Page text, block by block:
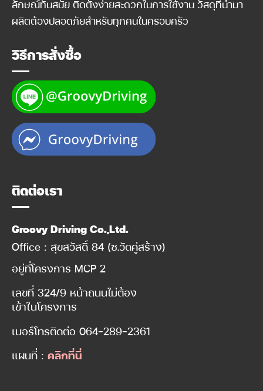
ลักษณ์ทันสมัย ติดตั้งง่ายสะดวกในการใช้งาน วัสดุที่นำมา
ผลิตต้องปลอดภัยสำหรับทุกคนในครอบครัว
วิธีการสั่งซื้อ
ติดต่อเรา
Groovy Driving Co.,Ltd.
Office : สุขสวัสดิ์ 84 (ซ.วัดคู่สร้าง)
อยู่ที่โครงการ MCP 2
เลขที่ 324/9 หน้าถนนไม่ต้อง
เข้าในโครงการ
เบอร์โทรติดต่อ 064-289-2361
แผนที่ : คลิกที่นี่